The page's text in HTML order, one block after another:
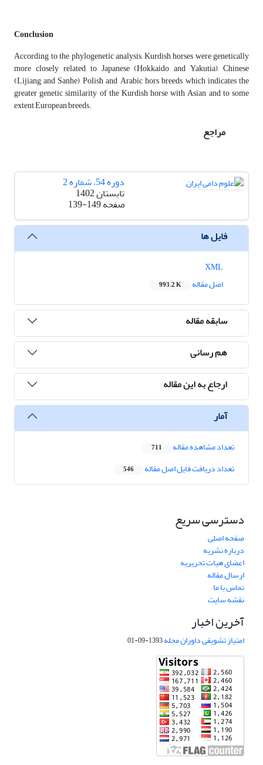
Conclusion
According to the phylogenetic analysis, Kurdish horses were genetically
more closely related to Japanese (Hokkaido and Yakutia), Chinese
(Lijiang and Sanhe), Polish and Arabic hors breeds, which indicates the
greater genetic similarity of the Kurdish horse with Asian and to some
extent European breeds.
مراجع
دوره 54، شماره 2
تابستان 1402
صفحه139-149
فایل ها
اصل مقاله
993.2 K
سابقه مقاله
هم رسانی
ارجاع به این مقاله
آمار
تعداد مشاهده مقاله 711
تعداد دریافت فایل اصل مقاله 546
دسترسی سریع
صفحه اصلی
درباره نشریه
اعضای هیات تحریریه
ارسال مقاله
تماس با ما
نقشه سایت
آخرین اخبار
امتیاز تشویقی داوران مجله1393-09-01